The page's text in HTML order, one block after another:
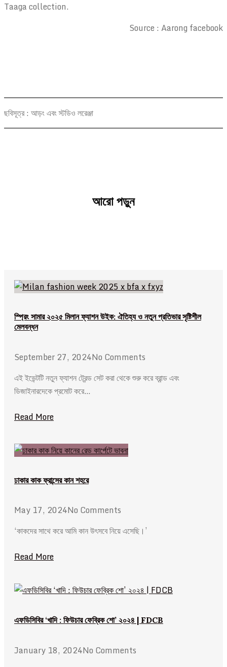
Taaga collection.
Source : Aarong facebook
ছবিসূত্র : আড়ং এবং স্টডিও লরেঞ্জা
আরো পড়ুন
স্প্রিং সামার ২০২৫ মিলান ফ্যাশন উইক: ঐতিহ্য ও নতুন প্রতিভার সৃষ্টিশীল
মেলবন্ধন
September 27, 2024No Comments
এই ইভেন্টটি নতুন ফ্যাশন ট্রেন্ড সেট করা থেকে শুরু করে ব্রান্ড এবং
ডিজাইনারদেকে প্রমোট করে…
Read More
ঢাকার কাক ফ্রান্সের কান শহরে
May 17, 2024No Comments
‘কাকদের সাথে করে আমি কান উৎসবে নিয়ে এসেছি।’
Read More
এফডিসিবির ‘খাদি : ফিউচার ফেব্রিক শো’ ২০২৪ | FDCB
January 18, 2024No Comments